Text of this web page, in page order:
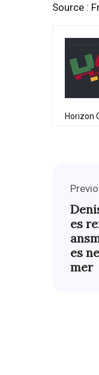
Source :
Horizon
es
es
mer